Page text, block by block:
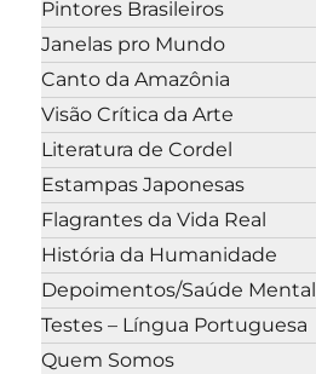
Pintores Brasileiros
Janelas pro Mundo
Canto da Amazônia
Visão Crítica da Arte
Literatura de Cordel
Estampas Japonesas
Flagrantes da Vida Real
História da Humanidade
Depoimentos/Saúde Mental
Testes – Língua Portuguesa
Quem Somos